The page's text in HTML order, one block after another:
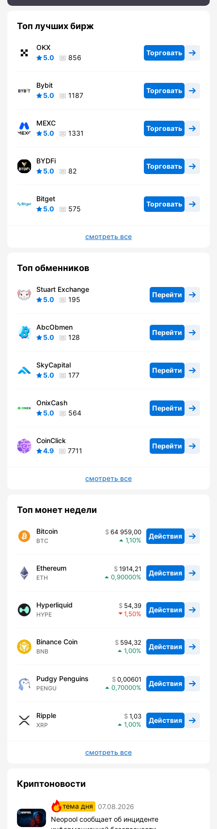
Топ лучших бирж
OKX
5.0
856
Торговать
Bybit
5.0
1187
Торговать
MEXC
5.0
1331
Торговать
BYDFi
5.0
82
Торговать
Bitget
5.0
575
Торговать
смотреть все
Топ обменников
Stuart Exchange
5.0
195
Перейти
AbcObmen
5.0
128
Перейти
SkyCapital
5.0
177
Перейти
OnixCash
5.0
564
Перейти
CoinClick
4.9
7711
Перейти
смотреть все
Топ монет недели
Bitcoin
BTC
64 959,00
1,10
Действия
Ethereum
ETH
1914,21
0,90000
Действия
Hyperliquid
HYPE
54,39
1,50
Действия
Binance Coin
BNB
594,32
1,00
Действия
Pudgy Penguins
PENGU
0,00601
0,70000
Действия
Ripple
XRP
1,03
1,00
Действия
смотреть все
Криптоновости
тема дня
07.08.2026
Neopool сообщает об инциденте